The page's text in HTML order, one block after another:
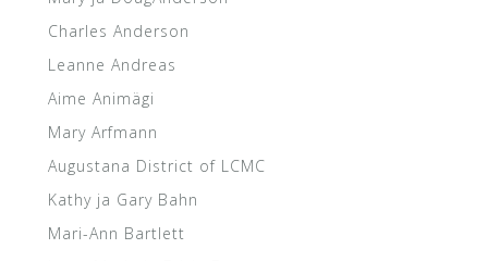
Charles Anderson
Leanne Andreas
Aime Animägi
Mary Arfmann
Augustana District of LCMC
Kathy ja Gary Bahn
Mari-Ann Bartlett